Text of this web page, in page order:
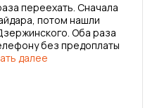
переехать. Сначала
потом нашли
Оба раза
без предоплаты
далее